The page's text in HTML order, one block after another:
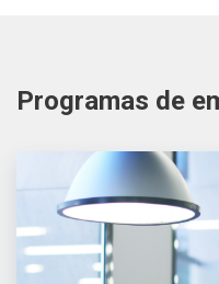
Programas de